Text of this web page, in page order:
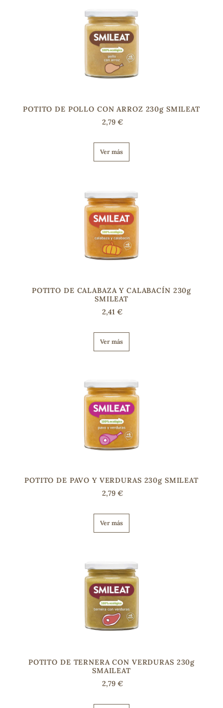
POTITO DE POLLO CON ARROZ 230g SMILEAT
2,79 €
Ver más
POTITO DE CALABAZA Y CALABACÍN 230g
SMILEAT
2,41 €
Ver más
POTITO DE PAVO Y VERDURAS 230g SMILEAT
2,79 €
Ver más
POTITO DE TERNERA CON VERDURAS 230g
SMAILEAT
2,79 €